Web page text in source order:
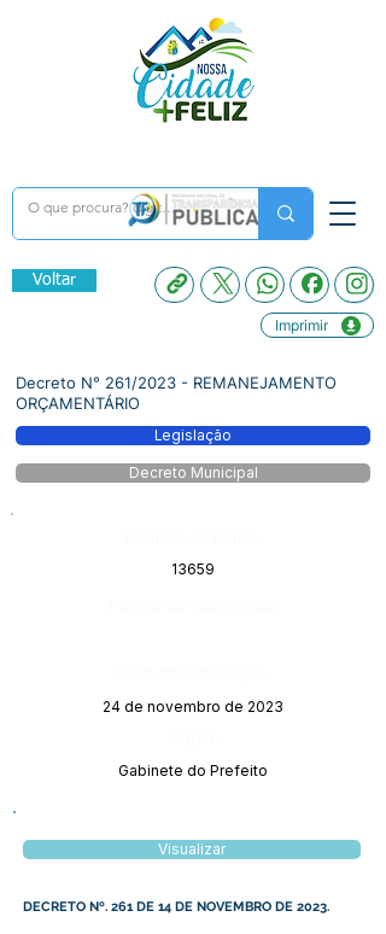
Voltar
Imprimir
Decreto N° 261/2023 - REMANEJAMENTO
ORÇAMENTÁRIO
Legislação
Decreto Municipal
13659
24 de novembro de 2023
Gabinete do Prefeito
Visualizar
DECRETO Nº. 261 DE 14 DE NOVEMBRO DE 2023.